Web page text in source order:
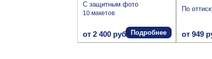
С защитным фото
10 макетов
от 2 400 руб. Подробнее
По
от 949